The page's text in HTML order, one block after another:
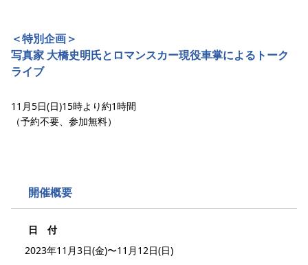
＜特別企画＞
写真家 大橋史明氏とロマンスカー現役車掌によるトーク
ライブ
11月5日(日)15時より約1時間
（予約不要、参加無料）
開催概要
日 付
2023年11月3日(金)〜11月12日(日)